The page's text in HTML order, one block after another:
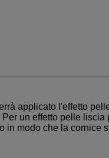
applicato l'effetto
un effetto pelle liscia
in modo che la cornice